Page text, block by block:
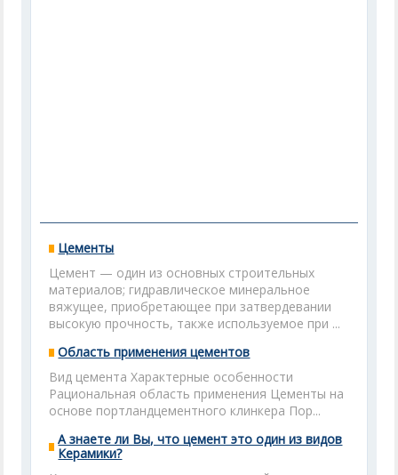
Цементы
Цемент — oдин из основных строительных
материалов; гидравлическое минеральное
вяжущее, приобретающее при затвердевании
высокую прочность, также используемое при ...
Область применения цементов
Вид цемента Характерные особенности
Рациональная область применения Цементы на
основе портландцементного клинкера Пор...
А знаете ли Вы, что цемент это один из видов
Керамики?